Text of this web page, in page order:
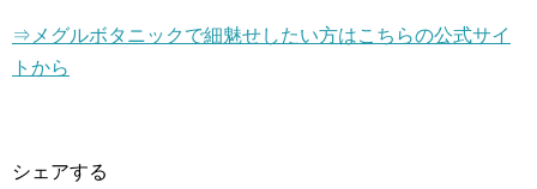
⇒メグルボタニックで細魅せしたい方はこちらの公式サイ
トから
シェアする